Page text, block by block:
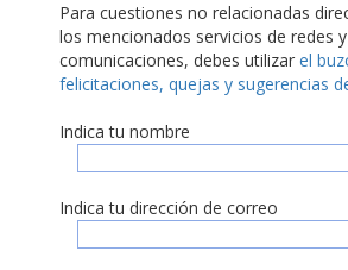
Para cuestiones no relacionadas
los mencionados servicios de redes y
comunicaciones, debes utilizar el
felicitaciones, quejas y sugerencias
Indica tu nombre
Indica tu dirección de correo